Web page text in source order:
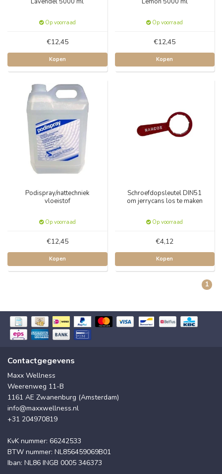
Op voorraad
€12,45
Kopen
Op voorraad
€12,45
Kopen
Podispray/nattechniek
vloeistof
Op voorraad
€12,45
Kopen
Schroefdopsleutel DIN51
om jerrycans los te maken
Op voorraad
€4,12
Kopen
1
Contactgegevens
Maxx Wellness
Weerenweg 11-B
1161 AE Zwanenburg (Amsterdam)
info@maxxwellness.nl
+31 204970819
KvK nummer: 66242533
BTW nummer: NL856459069B01
Iban: NL86 INGB 0005 346373